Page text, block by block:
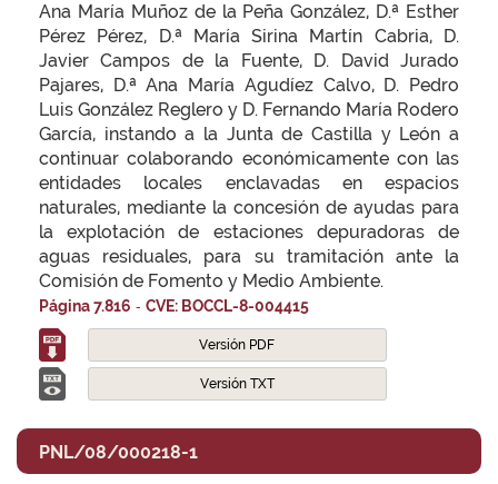
Ana María Muñoz de la Peña González, D.ª Esther
Pérez Pérez, D.ª María Sirina Martín Cabria, D.
Javier Campos de la Fuente, D. David Jurado
Pajares, D.ª Ana María Agudíez Calvo, D. Pedro
Luis González Reglero y D. Fernando María Rodero
García, instando a la Junta de Castilla y León a
continuar colaborando económicamente con las
entidades locales enclavadas en espacios
naturales, mediante la concesión de ayudas para
la explotación de estaciones depuradoras de
aguas residuales, para su tramitación ante la
Comisión de Fomento y Medio Ambiente.
Página 7.816 - CVE: BOCCL-8-004415
Versión PDF
Versión TXT
PNL/08/000218-1